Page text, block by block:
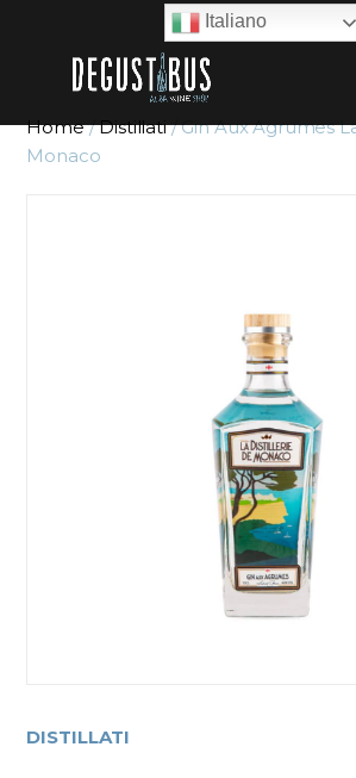
Home/Distillati/ Gin Aux Agrumes
Monaco
DISTILLATI
Italiano